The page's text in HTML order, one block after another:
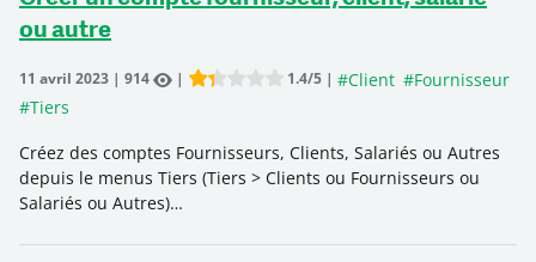
ou autre
11 avril 2023 | 914 |
Rate this item: Submit Rating
1.4/5 | #Client #Fournisseur
#Tiers
Créez des comptes Fournisseurs, Clients, Salariés ou Autres
depuis le menus Tiers (Tiers > Clients ou Fournisseurs ou
Salariés ou Autres)…